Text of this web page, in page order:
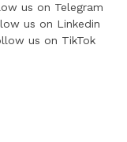
us on Telegram
us on Linkedin
us on TikTok